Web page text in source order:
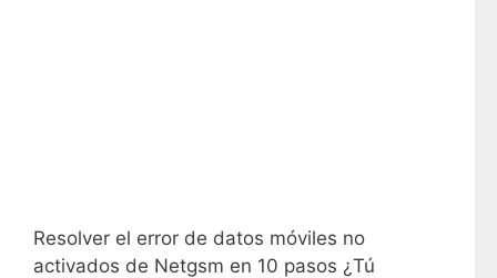
Resolver el error de datos móviles no
activados de Netgsm en 10 pasos ¿Tú